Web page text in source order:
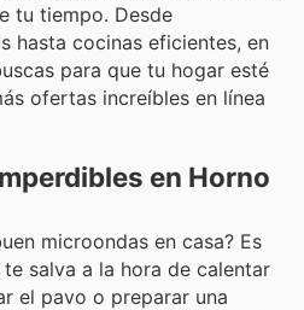
tu tiempo. Desde
hasta cocinas eficientes, en
para que tu hogar esté
ofertas increíbles en línea
en Horno
microondas en casa? Es
salva a la hora de calentar
el pavo o preparar una